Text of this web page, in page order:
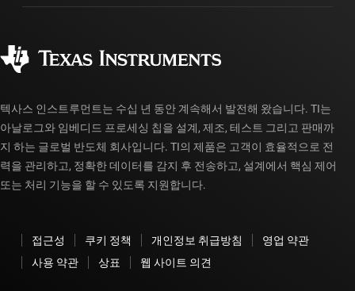
제조
myTI 계정 FAQ
주문 FAQ
텍사스 인스트루먼트는 수십 년 동안 계속해서 발전해 왔습니다. TI는
아날로그와 임베디드 프로세싱 칩을 설계, 제조, 테스트 그리고 판매까
지 하는 글로벌 반도체 회사입니다. TI의 제품은 고객이 효율적으로 전
력을 관리하고, 정확한 데이터를 감지 후 전송하고, 설계에서 핵심 제어
또는 처리 기능을 할 수 있도록 지원합니다.
접근성 쿠키 정책 개인정보 취급방침
영업 약관
사용 약관
상표 웹 사이트 의견